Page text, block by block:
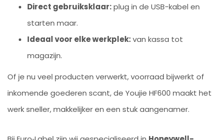
Direct gebruiksklaar:plug in de USB-kabel en
starten maar.
Ideaal voor elke werkplek:van kassa tot
magazijn.
Of je nu veel producten verwerkt, voorraad bijwerkt of
inkomende goederen scant, de Youjie HF600 maakt het
werk sneller, makkelijker en een stuk aangenamer.